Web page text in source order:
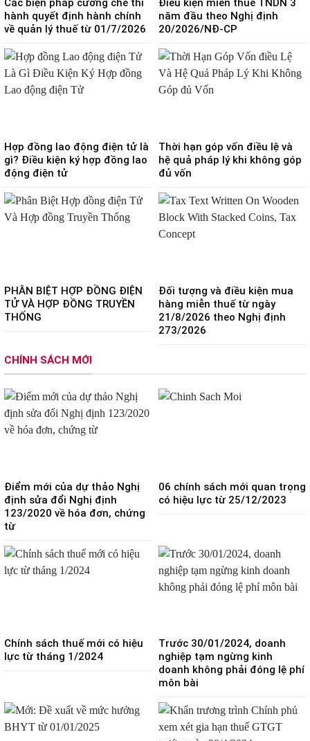
Các biện pháp cưỡng chế thi
hành quyết định hành chính
về quản lý thuế từ 01/7/2026
Điều kiện miễn thuế TNDN 3
năm đầu theo Nghị định
20/2026/NĐ-CP
Hợp đồng lao động điện tử là
gì? Điều kiện ký hợp đồng lao
động điện tử
Thời hạn góp vốn điều lệ và
hệ quả pháp lý khi không góp
đủ vốn
PHÂN BIỆT HỢP ĐỒNG ĐIỆN
TỬ VÀ HỢP ĐỒNG TRUYỀN
THỐNG
Đối tượng và điều kiện mua
hàng miễn thuế từ ngày
21/8/2026 theo Nghị định
273/2026
CHÍNH SÁCH MỚI
Điểm mới của dự thảo Nghị
định sửa đổi Nghị định
123/2020 về hóa đơn, chứng
từ
06 chính sách mới quan trọng
có hiệu lực từ 25/12/2023
Chính sách thuế mới có hiệu
lực từ tháng 1/2024
Trước 30/01/2024, doanh
nghiệp tạm ngừng kinh
doanh không phải đóng lệ phí
môn bài